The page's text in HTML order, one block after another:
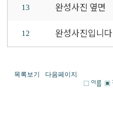
13 완성사진 옆면
12 완성사진입니다
목록보기 다음페이지